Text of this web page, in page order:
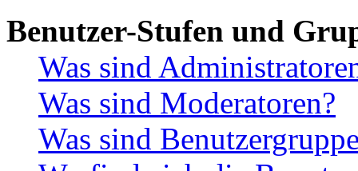
Benutzer-Stufen und
Was sind
Was sind Moderatoren?
Was sind